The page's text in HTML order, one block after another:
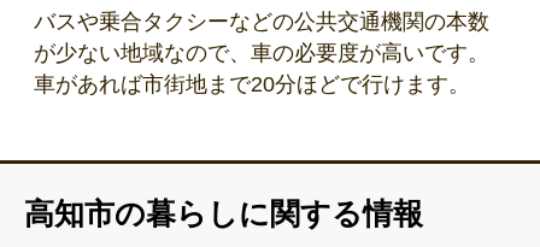
バスや乗合タクシーなどの公共交通機関の本数
が少ない地域なので、車の必要度が高いです。
車があれば市街地まで20分ほどで行けます。
高知市の暮らしに関する情報